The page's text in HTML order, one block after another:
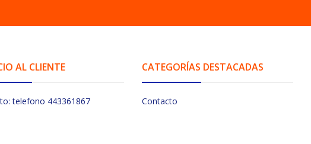
AL CLIENTE
telefono 443361867
CATEGORÍAS DESTACADAS
Contacto